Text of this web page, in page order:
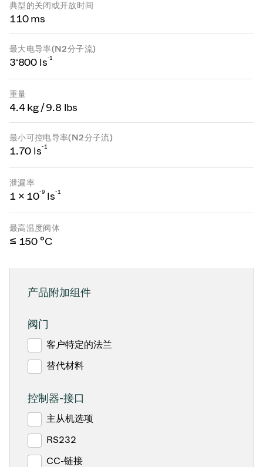
典型的关闭或开放时间
110 ms
最大电导率(N2分子流)
3‘800 ls-1
重量
4.4 kg / 9.8 lbs
最小可控电导率(N2分子流)
1.70 ls-1
泄漏率
1 × 10-9 ls-1
最高温度阀体
≤ 150 °C
产品附加组件
阀门
客户特定的法兰
替代材料
控制器-接口
主从机选项
RS232
CC-链接